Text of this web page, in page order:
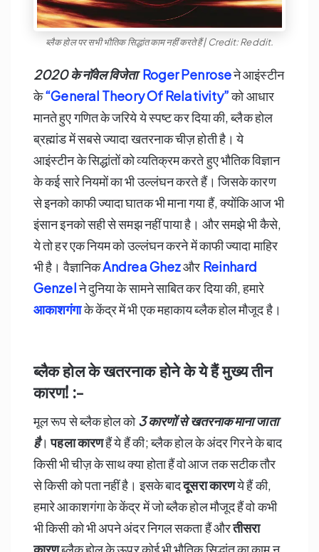
ब्लैक होल पर सभी भौतिक सिद्धांत काम नहीं करते हैं | Credit: Reddit.
2020के नॉवेल विजेता Roger Penroseने आइंस्टीन
के“General Theory Of Relativity”को आधार
मानते हुए गणित के जरिये ये स्पष्ट कर दिया की, ब्लैक होल
ब्रह्मांड में सबसे ज्यादा खतरनाक चीज़ होती है। ये
आइंस्टीन के सिद्धांतों को व्यतिक्रम करते हुए भौतिक विज्ञान
के कई सारे नियमों का भी उल्लंघन करते हैं। जिसके कारण
से इनको काफी ज्यादा घातक भी माना गया हैं, क्योंकि आज भी
इंसान इनको सही से समझ नहीं पाया है। और समझे भी कैसे,
ये तो हर एक नियम को उल्लंघन करने में काफी ज्यादा माहिर
भी है। वैज्ञानिकAndrea Ghezऔर Reinhard
Genzelने दुनिया के सामने साबित कर दिया की, हमारे
आकाशगंगाके केंद्र में भी एक महाकाय ब्लैक होल मौजूद है।
ब्लैक होल के खतरनाक होने के ये हैं मुख्य तीन
कारण! :-
मूल रूप से ब्लैक होल को3कारणों से खतरनाक माना जाता
है।पहला कारणहैं ये हैं की; ब्लैक होल के अंदर गिरने के बाद
किसी भी चीज़ के साथ क्या होता हैं वो आज तक सटीक तौर
से किसी को पता नहीं है। इसके बाददूसरा कारणये हैं की,
हमारे आकाशगंगा के केंद्र में जो ब्लैक होल मौजूद हैं वो कभी
भी किसी को भी अपने अंदर निगल सकता हैं औरतीसरा